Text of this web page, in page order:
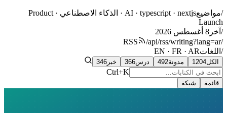
/مواضيع
AI · typescript · nextjs · الذكاء الاصطناعي · Product
Launch
/آخر8 أغسطس 2026
/api/rss/writing?lang=ar
/اللغاتEN · FR · AR
الكل1204 مدونة492 درس366 خبر346
Ctrl+K
قائمة شبكة